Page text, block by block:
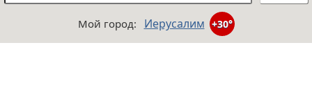
ЕВРОПА
Мой город: Иерусалим +30°